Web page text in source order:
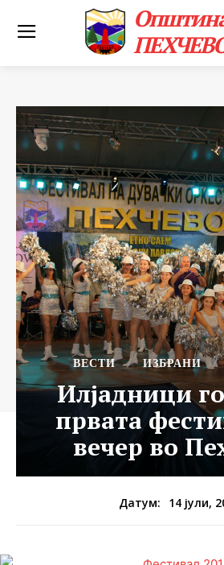
ВЕСТИ ИЗБРАНИ
Илјадници
првата
вечер во
Датум: 14 јули,